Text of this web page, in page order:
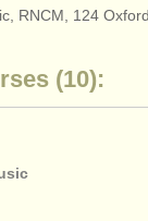
RNCM, 124
(10):